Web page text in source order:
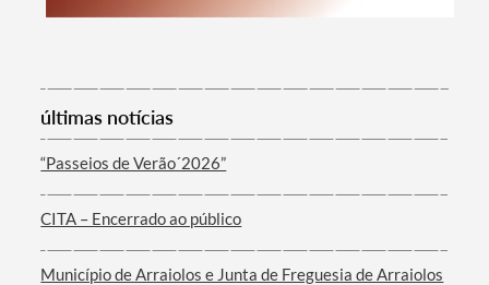
Categorias gerais
últimas notícias
“Passeios de Verão´2026”
CITA – Encerrado ao público
Município de Arraiolos e Junta de Freguesia de Arraiolos